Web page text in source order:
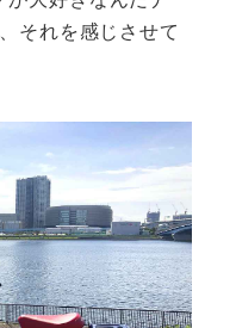
それを感じさせて